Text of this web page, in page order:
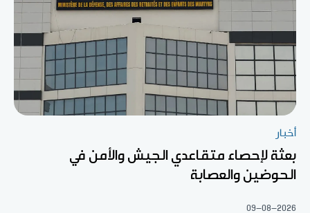
أخبار
بعثة لإحصاء متقاعدي الجيش والأمن في
الحوضين والعصابة
09-08-2026